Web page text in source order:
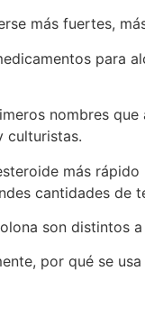
más fuertes,
para
nombres
culturistas.
más
cantidades de
son distintos
por qué se